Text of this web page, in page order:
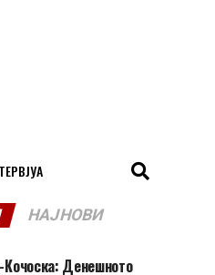
НАЈНОВИ
Денешното